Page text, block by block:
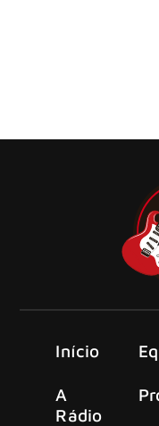
Início
A
Rádio